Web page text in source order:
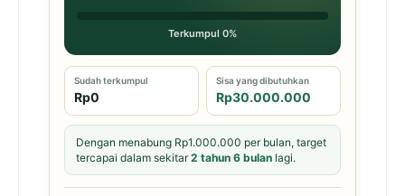
Terkumpul 0%
Sudah terkumpul
Rp0
Sisa yang dibutuhkan
Rp30.000.000
Dengan menabung Rp1.000.000 per bulan, target
tercapai dalam sekitar2 tahun 6 bulan lagi.